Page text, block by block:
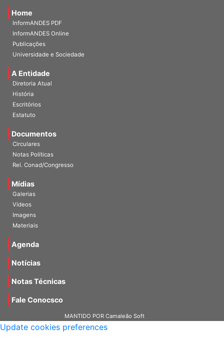
Home
InformANDES PDF
InformANDES Online
Publicações
Universidade e Sociedade
A Entidade
Diretoria Atual
História
Escritórios
Estatuto
Documentos
Circulares
Notas Políticas
Rel. Conad/Congresso
Mídias
Galerias
Vídeos
Imagens
Materiais
Agenda
Notícias
Notas Técnicas
Fale Conocsco
MANTIDO POR Camaleão Soft
Update cookies preferences